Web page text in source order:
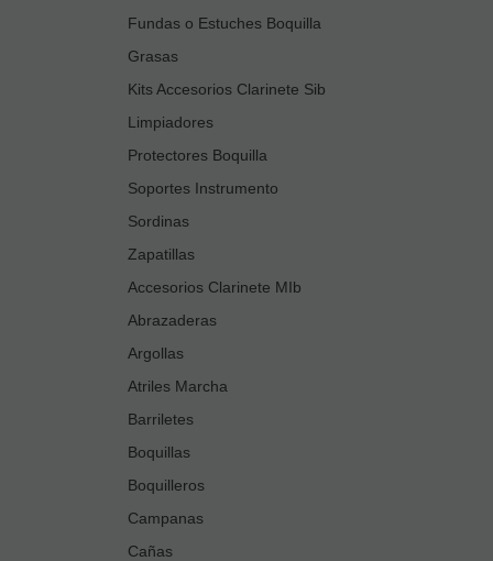
Fundas o Estuches Boquilla
Grasas
Kits Accesorios Clarinete Sib
Limpiadores
Protectores Boquilla
Soportes Instrumento
Sordinas
Zapatillas
Accesorios Clarinete MIb
Abrazaderas
Argollas
Atriles Marcha
Barriletes
Boquillas
Boquilleros
Campanas
Cañas